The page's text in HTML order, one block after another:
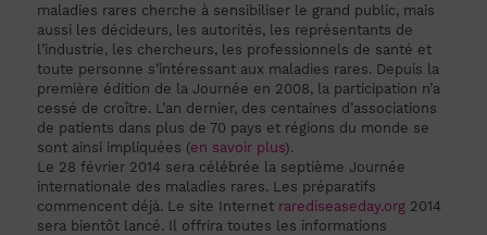
maladies rares cherche à sensibiliser le grand public, mais
aussi les décideurs, les autorités, les représentants de
l’industrie, les chercheurs, les professionnels de santé et
toute personne s’intéressant aux maladies rares. Depuis la
première édition de la Journée en 2008, la participation n’a
cessé de croître. L’an dernier, des centaines d’associations
de patients dans plus de 70 pays et régions du monde se
sont ainsi impliquées (en savoir plus).
Le 28 février 2014 sera célébrée la septième Journée
internationale des maladies rares. Les préparatifs
commencent déjà. Le site Internet rarediseaseday.org 2014
sera bientôt lancé. Il offrira toutes les informations